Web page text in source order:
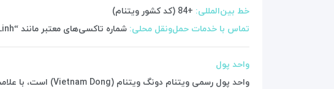
خط بین‌المللی: +84 (کد کشور ویتنام)
تماس با خدمات حمل‌ونقل محلی: شماره تاکسی‌های معتبر مانند “Mai Linh” و “Vinasun” در هانوی و هوشی‌مین معروف‌اند
واحد پول
واحد پول رسمی ویتنام دونگ ویتنام (Vietnam Dong) است، با علامت ₫ یا VND